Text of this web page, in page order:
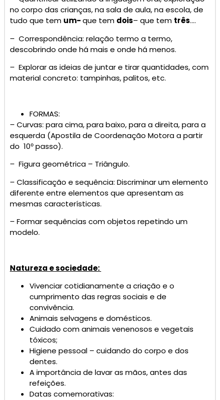
no corpo das crianças, na sala de aula, na escola, de
tudo que tem um-que tem dois– que tem três….
– Correspondência: relação termo a termo,
descobrindo onde há mais e onde há menos.
– Explorar as ideias de juntar e tirar quantidades, com
material concreto: tampinhas, palitos, etc.
FORMAS:
– Curvas: para cima, para baixo, para a direita, para a
esquerda (Apostila de Coordenação Motora a partir
do 10º passo).
– Figura geométrica – Triângulo.
– Classificação e sequência: Discriminar um elemento
diferente entre elementos que apresentam as
mesmas características.
– Formar sequências com objetos repetindo um
modelo.
Natureza e sociedade:
Vivenciar cotidianamente a criação e o
cumprimento das regras sociais e de
convivência.
Animais selvagens e domésticos.
Cuidado com animais venenosos e vegetais
tóxicos;
Higiene pessoal – cuidando do corpo e dos
dentes.
A importância de lavar as mãos, antes das
refeições.
Datas comemorativas: